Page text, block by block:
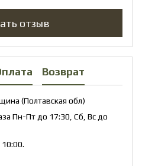
отзыв
Возврат
(Полтавская обл)
Пн-Пт до 17:30, Сб, Вс до